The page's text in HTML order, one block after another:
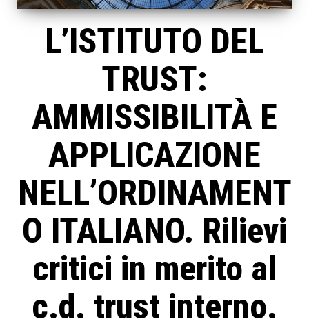
L’ISTITUTO DEL
TRUST:
AMMISSIBILITÀ E
APPLICAZIONE
NELL’ORDINAMENT
O ITALIANO. Rilievi
critici in merito al
c.d. trust interno.